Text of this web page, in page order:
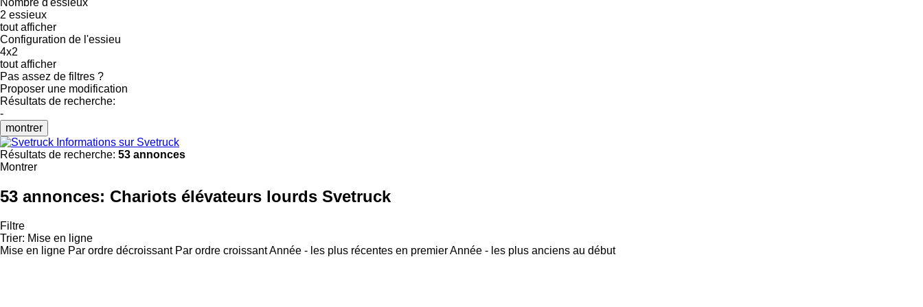
2 essieux
tout afficher
Configuration de l'essieu
4x2
tout afficher
Pas assez de filtres ?
Proposer une modification
Résultats de recherche:
-
montrer
Informations sur Svetruck
Résultats de recherche: 53 annonces
Montrer
53 annonces: Chariots élévateurs lourds Svetruck
Filtre
Trier: Mise en ligne
Mise en ligne Par ordre décroissant Par ordre croissantAnnée - les plus récentes en premierAnnée - les plus anciens au début